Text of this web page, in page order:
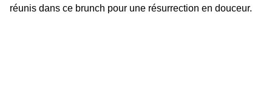
réunis dans ce brunch pour une résurrection en douceur.